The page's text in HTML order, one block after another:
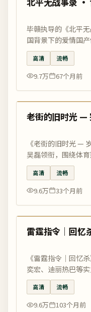
毕赣执导的《北平
国背景下的爱情国
优选正版高清独家在
高清 流畅
9.7万 67个月前
热门
老街的旧时光 —
《老街的旧时光 —
吴磊领衔，围绕体
作，免费高清在线观
高清 流畅
9.6万 33个月前
热门
雷霆指令｜回忆
《雷霆指令｜回忆
奕宏、迪丽热巴等
高清推荐。
高清 流畅
9.6万 103个月前